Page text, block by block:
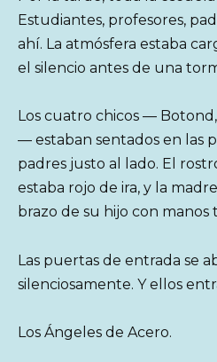
Estudiantes, profesores,
ahí. La atmósfera estaba
el silencio antes de una
Los cuatro chicos —
— estaban sentados en las
padres justo al lado. El
estaba rojo de ira, y la
brazo de su hijo con manos
Las puertas de entrada se
silenciosamente. Y ellos
Los Ángeles de Acero.